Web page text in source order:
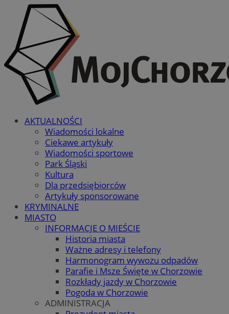
AKTUALNOŚCI
Wiadomości lokalne
Ciekawe artykuły
Wiadomości sportowe
Park Śląski
Kultura
Dla przedsiębiorców
Artykuły sponsorowane
KRYMINALNE
MIASTO
INFORMACJE O MIEŚCIE
Historia miasta
Ważne adresy i telefony
Harmonogram wywozu odpadów
Parafie i Msze Święte w Chorzowie
Rozkłady jazdy w Chorzowie
Pogoda w Chorzowie
ADMINISTRACJA